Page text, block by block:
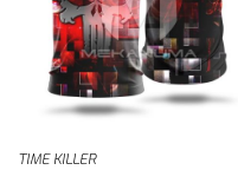
TIME KILLER